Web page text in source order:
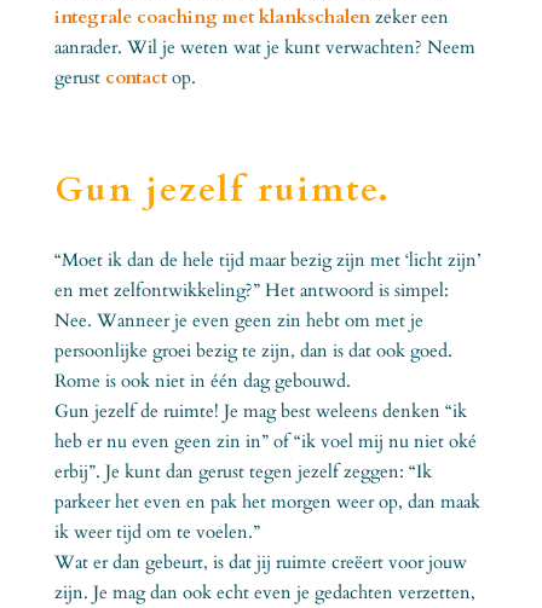
integrale coaching met klankschalenzeker een
aanrader. Wil je weten wat je kunt verwachten? Neem
gerust contactop.
Gun jezelf ruimte.
“Moet ik dan de hele tijd maar bezig zijn met ‘licht zijn’
en met zelfontwikkeling?” Het antwoord is simpel:
Nee. Wanneer je even geen zin hebt om met je
persoonlijke groei bezig te zijn, dan is dat ook goed.
Rome is ook niet in één dag gebouwd.
Gun jezelf de ruimte! Je mag best weleens denken “ik
heb er nu even geen zin in” of “ik voel mij nu niet oké
erbij”. Je kunt dan gerust tegen jezelf zeggen: “Ik
parkeer het even en pak het morgen weer op, dan maak
ik weer tijd om te voelen.”
Wat er dan gebeurt, is dat jij ruimte creëert voor jouw
zijn. Je mag dan ook echt even je gedachten verzetten,